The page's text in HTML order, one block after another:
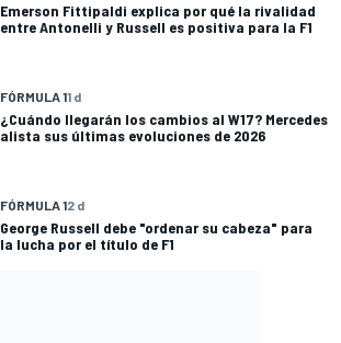
Emerson Fittipaldi explica por qué la rivalidad
entre Antonelli y Russell es positiva para la F1
FÓRMULA 11 d
¿Cuándo llegarán los cambios al W17? Mercedes
alista sus últimas evoluciones de 2026
FÓRMULA 12 d
George Russell debe "ordenar su cabeza" para
la lucha por el título de F1